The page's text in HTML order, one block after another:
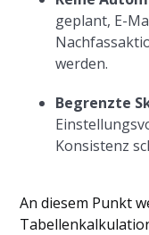
geplant, E-
werden.
Begrenzte
Konsistenz
An diesem Punkt